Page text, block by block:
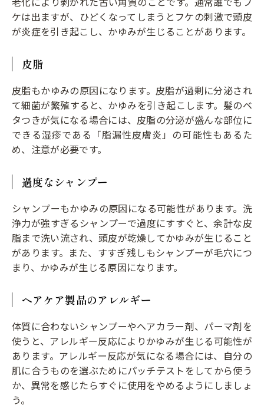
ケは出ますが、ひどくなってしまうとフケの刺激で頭皮
が炎症を引き起こし、かゆみが生じることがあります。
皮脂
皮脂もかゆみの原因になります。皮脂が過剰に分泌され
て細菌が繁殖すると、かゆみを引き起こします。髪のベ
タつきが気になる場合には、皮脂の分泌が盛んな部位に
できる湿疹である「脂漏性皮膚炎」の可能性もあるた
め、注意が必要です。
過度なシャンプー
シャンプーもかゆみの原因になる可能性があります。洗
浄力が強すぎるシャンプーで過度にすすぐと、余計な皮
脂まで洗い流され、頭皮が乾燥してかゆみが生じること
があります。また、すすぎ残しもシャンプーが毛穴につ
まり、かゆみが生じる原因になります。
ヘアケア製品のアレルギー
体質に合わないシャンプーやヘアカラー剤、パーマ剤を
使うと、アレルギー反応によりかゆみが生じる可能性が
あります。アレルギー反応が気になる場合には、自分の
肌に合うものを選ぶためにパッチテストをしてから使う
か、異常を感じたらすぐに使用をやめるようにしましょ
う。